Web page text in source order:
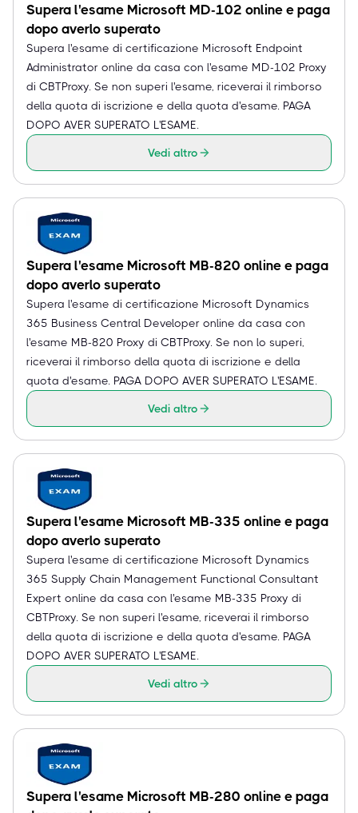
Supera l'esame Microsoft MD-102 online e paga
dopo averlo superato
Supera l'esame di certificazione Microsoft Endpoint
Administrator online da casa con l'esame MD-102 Proxy
di CBTProxy. Se non superi l'esame, riceverai il rimborso
della quota di iscrizione e della quota d'esame. PAGA
DOPO AVER SUPERATO L'ESAME.
Vedi altro
Supera l'esame Microsoft MB-820 online e paga
dopo averlo superato
Supera l'esame di certificazione Microsoft Dynamics
365 Business Central Developer online da casa con
l'esame MB-820 Proxy di CBTProxy. Se non lo superi,
riceverai il rimborso della quota di iscrizione e della
quota d'esame. PAGA DOPO AVER SUPERATO L'ESAME.
Vedi altro
Supera l'esame Microsoft MB-335 online e paga
dopo averlo superato
Supera l'esame di certificazione Microsoft Dynamics
365 Supply Chain Management Functional Consultant
Expert online da casa con l'esame MB-335 Proxy di
CBTProxy. Se non superi l'esame, riceverai il rimborso
della quota di iscrizione e della quota d'esame. PAGA
DOPO AVER SUPERATO L'ESAME.
Vedi altro
Supera l'esame Microsoft MB-280 online e paga